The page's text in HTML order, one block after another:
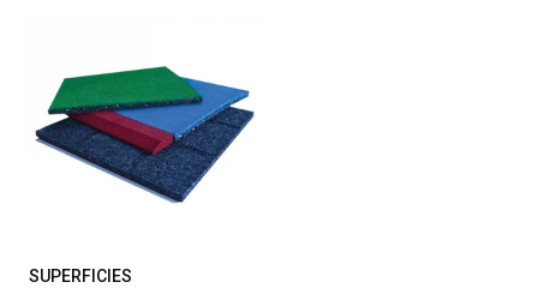
SUPERFICIES